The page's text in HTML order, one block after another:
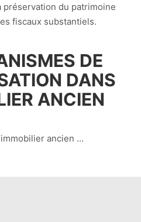
préservation du patrimoine
fiscaux substantiels.
DE
DANS
ANCIEN
ancien …